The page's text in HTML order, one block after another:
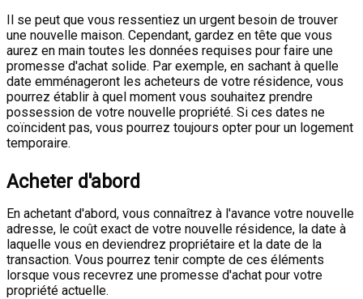
Il se peut que vous ressentiez un urgent besoin de trouver
une nouvelle maison. Cependant, gardez en tête que vous
aurez en main toutes les données requises pour faire une
promesse d'achat solide. Par exemple, en sachant à quelle
date emménageront les acheteurs de votre résidence, vous
pourrez établir à quel moment vous souhaitez prendre
possession de votre nouvelle propriété. Si ces dates ne
coïncident pas, vous pourrez toujours opter pour un logement
temporaire.
Acheter d'abord
En achetant d'abord, vous connaîtrez à l'avance votre nouvelle
adresse, le coût exact de votre nouvelle résidence, la date à
laquelle vous en deviendrez propriétaire et la date de la
transaction. Vous pourrez tenir compte de ces éléments
lorsque vous recevrez une promesse d'achat pour votre
propriété actuelle.